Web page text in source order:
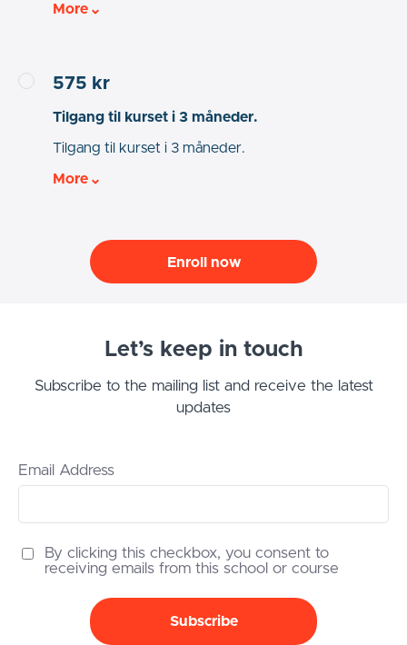
More
575 kr
Tilgang til kurset i 3 måneder.
Tilgang til kurset i 3 måneder.
More
Enroll now
Let’s keep in touch
Subscribe to the mailing list and receive the latest
updates
Email Address
By clicking this checkbox, you consent to
receiving emails from this school or course
Subscribe